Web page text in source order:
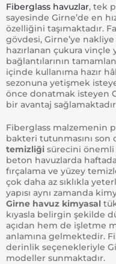
Fiberglass havuzlar, tek
sayesinde Girne’de en
özelliğini taşımaktadır.
gövdesi, Girne’ye
hazırlanan çukura
bağlantılarının
içinde kullanıma hazır
sezonuna yetişmek
önce donatmak isteyen
bir avantaj
Fiberglass malzemenin
bakteri tutunmasını son
temizliği sürecini önemli
beton havuzlarda
fırçalama ve yüzey
çok daha az sıklıkla
yapısı aynı zamanda
Girne havuz kimyasal
kıyasla belirgin şekilde
açıdan hem de işletme
anlamına gelmektedir.
derinlik seçenekleriyle
modeller sunmaktadır.